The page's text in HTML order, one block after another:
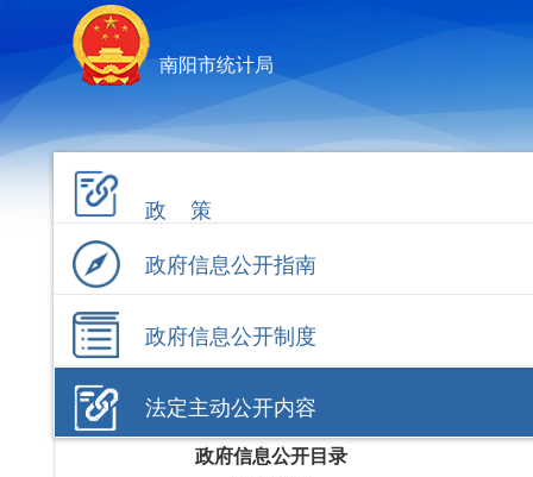
南阳市统计局
政 策
政府信息公开指南
政府信息公开制度
法定主动公开内容
政府信息公开目录